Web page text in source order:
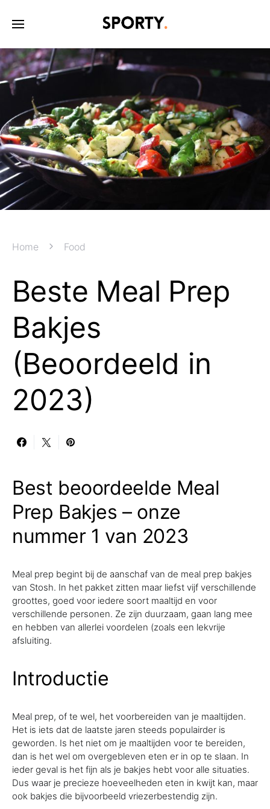
Home Food
Beste Meal Prep
Bakjes
(Beoordeeld in
2023)
Best beoordeelde Meal
Prep Bakjes – onze
nummer 1 van 2023
Meal prep begint bij de aanschaf van de meal prep bakjes
van Stosh. In het pakket zitten maar liefst vijf verschillende
groottes, goed voor iedere soort maaltijd en voor
verschillende personen. Ze zijn duurzaam, gaan lang mee
en hebben van allerlei voordelen (zoals een lekvrije
afsluiting.
Introductie
Meal prep, of te wel, het voorbereiden van je maaltijden.
Het is iets dat de laatste jaren steeds populairder is
geworden. Is het niet om je maaltijden voor te bereiden,
dan is het wel om overgebleven eten er in op te slaan. In
ieder geval is het fijn als je bakjes hebt voor alle situaties.
Dus waar je precieze hoeveelheden eten in kwijt kan, maar
ook bakjes die bijvoorbeeld vriezerbestendig zijn.